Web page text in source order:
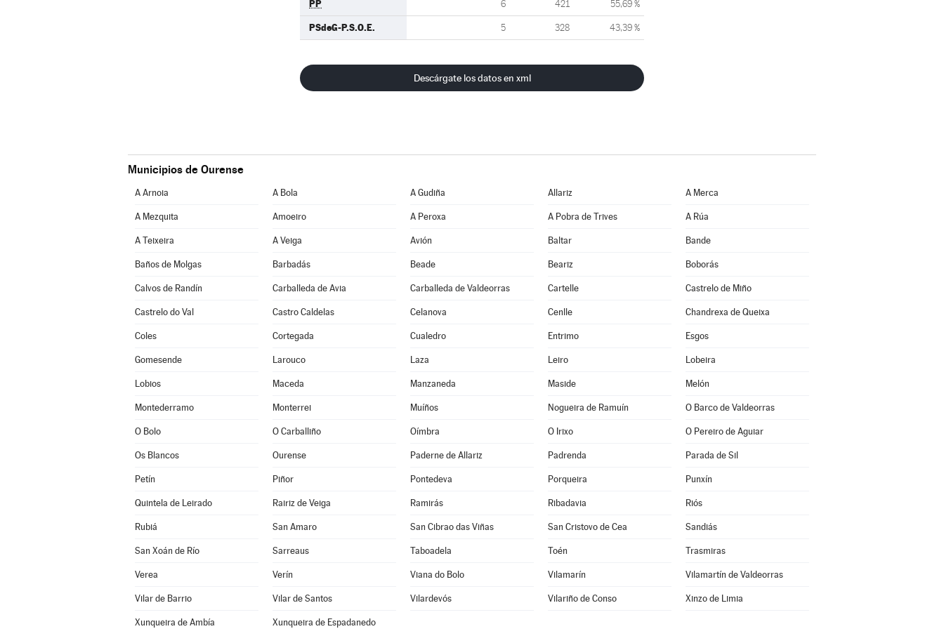
PP 6 421 55,69 %
PSdeG-P.S.O.E. 5 328 43,39 %
Descárgate los datos en xml
Municipios de Ourense
A Arnoia A Bola A Gudiña Allariz A Merca
A Mezquita Amoeiro A Peroxa A Pobra de Trives A Rúa
A Teixeira A Veiga Avión Baltar Bande
Baños de Molgas Barbadás Beade Beariz Boborás
Calvos de Randín Carballeda de Avia Carballeda de Valdeorras Cartelle Castrelo de Miño
Castrelo do Val Castro Caldelas Celanova Cenlle Chandrexa de Queixa
Coles Cortegada Cualedro Entrimo Esgos
Gomesende Larouco Laza Leiro Lobeira
Lobios Maceda Manzaneda Maside Melón
Montederramo Monterrei Muíños Nogueira de Ramuín O Barco de Valdeorras
O Bolo O Carballiño Oímbra O Irixo O Pereiro de Aguiar
Os Blancos Ourense Paderne de Allariz Padrenda Parada de Sil
Petín Piñor Pontedeva Porqueira Punxín
Quintela de Leirado Rairiz de Veiga Ramirás Ribadavia Riós
Rubiá San Amaro San Cibrao das Viñas San Cristovo de Cea Sandiás
San Xoán de Río Sarreaus Taboadela Toén Trasmiras
Verea Verín Viana do Bolo Vilamarín Vilamartín de Valdeorras
Vilar de Barrio Vilar de Santos Vilardevós Vilariño de Conso Xinzo de Limia
Xunqueira de Ambía Xunqueira de Espadanedo